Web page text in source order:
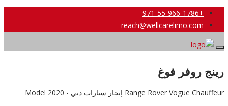
+971-55-966-1786
reach@wellcarelimo.com
رينج روفر فوغ
Range Rover Vogue Chauffeur إيجار سيارات دبي - 2020 Model